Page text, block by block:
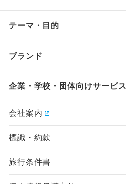
テーマ・目的
ブランド
企業・学校・団体向けサービス
会社案内
標識・約款
旅行条件書